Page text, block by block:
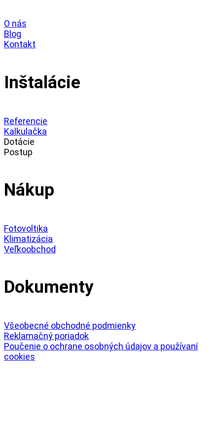
O nás
Blog
Kontakt
Inštalácie
Referencie
Kalkulačka
Dotácie
Postup
Nákup
Fotovoltika
Klimatizácia
Veľkoobchod
Dokumenty
Všeobecné obchodné podmienky
Reklamačný poriadok
Poučenie o ochrane osobných údajov a používaní
cookies